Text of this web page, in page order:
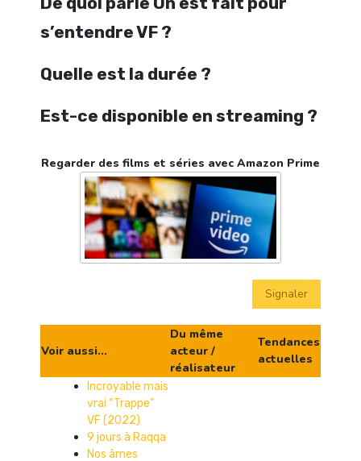
s’entendre VF ?
Quelle est la durée ?
Est-ce disponible en streaming ?
Regarder des films et séries avec Amazon Prime
Signaler
Voir aussi...
Du même
acteur /
réalisateur
Tendances
actuelles
Incroyable mais
vrai “Trappe”
VF (2022)
9 jours à Raqqa
Nos âmes